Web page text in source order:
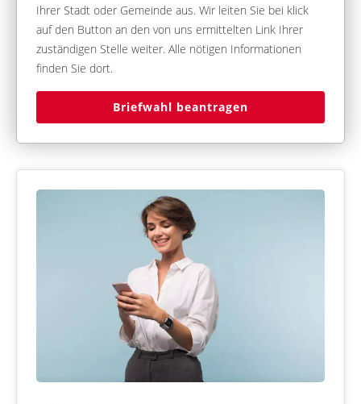
Ihrer Stadt oder Gemeinde aus. Wir leiten Sie bei klick
auf den Button an den von uns ermittelten Link Ihrer
zuständigen Stelle weiter. Alle nötigen Informationen
finden Sie dort.
Briefwahl beantragen